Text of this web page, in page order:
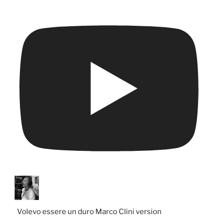
Volevo essere un duro Marco Clini version